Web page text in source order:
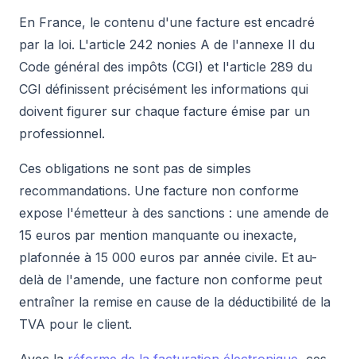
En France, le contenu d'une facture est encadré
par la loi. L'article 242 nonies A de l'annexe II du
Code général des impôts (CGI) et l'article 289 du
CGI définissent précisément les informations qui
doivent figurer sur chaque facture émise par un
professionnel.
Ces obligations ne sont pas de simples
recommandations. Une facture non conforme
expose l'émetteur à des sanctions : une amende de
15 euros par mention manquante ou inexacte,
plafonnée à 15 000 euros par année civile. Et au-
delà de l'amende, une facture non conforme peut
entraîner la remise en cause de la déductibilité de la
TVA pour le client.